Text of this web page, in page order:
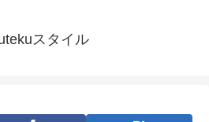
スタイル